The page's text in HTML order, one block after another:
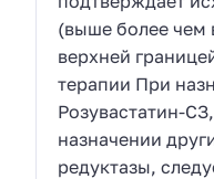
(выше более чем
верхней
терапии При
Розувастатин-
назначении
редуктазы,